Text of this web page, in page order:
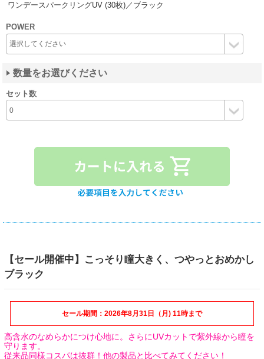
ワンデースパークリングUV (30枚)／ブラック
POWER
数量をお選びください
セット数
【セール開催中】こっそり瞳大きく、つやっとおめかし
ブラック
セール期間：2026年8月31日（月) 11時まで
高含水のなめらかにつけ心地に。さらにUVカットで紫外線から瞳を
守ります。
従来品同様コスパは抜群！他の製品と比べてみてください！